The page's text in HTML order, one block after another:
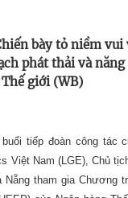
bày tỏ niềm
phát thải và
giới (WB)
buổi tiếp đoàn công tác
Việt Nam (LGE), Chủ
tham gia Chương